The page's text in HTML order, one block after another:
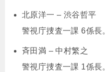
北原洋一 – 渋谷哲平
警視庁捜査一課 6係長。
斉田満 – 中村繁之
警視庁捜査一課 1係長。